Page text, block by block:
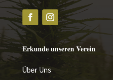
Erkunde unseren Verein
Über Uns